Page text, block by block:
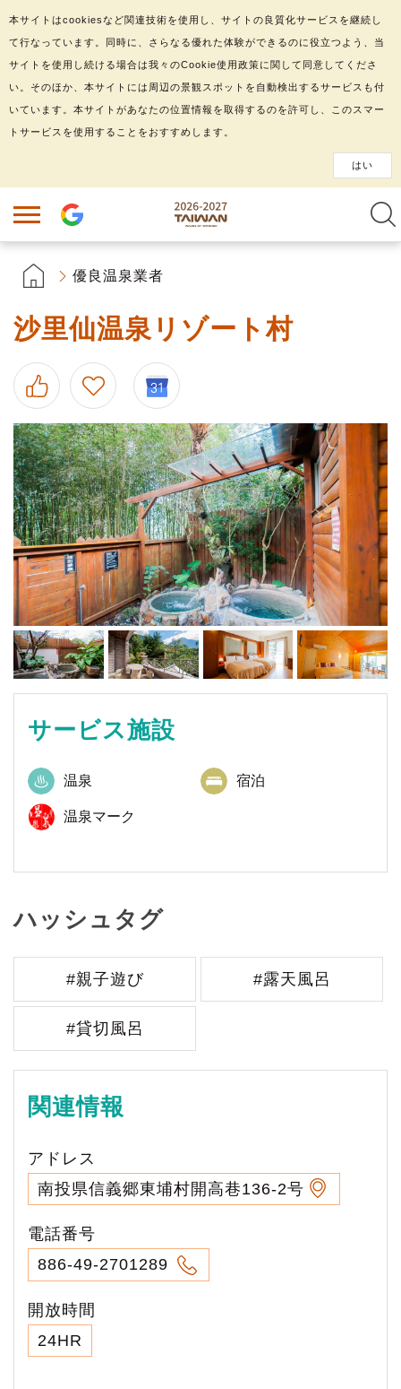
優良温泉業者
沙里仙温泉リゾート村
サービス施設
温泉 宿泊
温泉マーク
ハッシュタグ
#親子遊び #露天風呂
#貸切風呂
関連情報
アドレス
南投県信義郷東埔村開高巷136-2号
電話番号
886-49-2701289
開放時間
24HR
本サイトはcookiesなど関連技術を使用し、サイトの良質化サービスを継続し
て行なっています。同時に、さらなる優れた体験ができるのに役立つよう、当
サイトを使用し続ける場合は我々のCookie使用政策に関して同意してくださ
い。そのほか、本サイトには周辺の景観スポットを自動検出するサービスも付
いています。本サイトがあなたの位置情報を取得するのを許可し、このスマー
トサービスを使用することをおすすめします。
はい